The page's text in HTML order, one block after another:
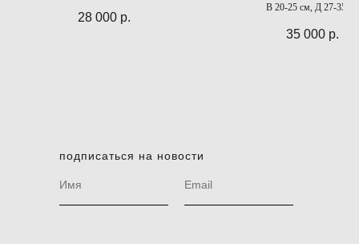
28 000 р.
В 20-25 см, Д 27-35 см
35 000 р.
подписаться на новости